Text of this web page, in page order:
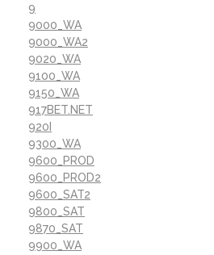
9
9000_WA
9000_WA2
9020_WA
9100_WA
9150_WA
917BET.NET
920I
9300_WA
9600_PROD
9600_PROD2
9600_SAT2
9800_SAT
9870_SAT
9900_WA